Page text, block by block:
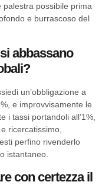
possibile prima
e burrascoso del
abbassano
un’obbligazione a
e improvvisamente le
i tassi portandoli all’1%,
ricercatissimo,
perfino rivenderlo
istantaneo.
con certezza il